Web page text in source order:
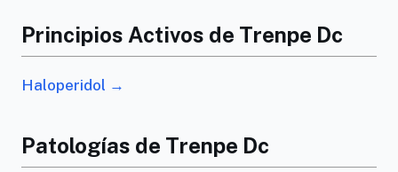
Principios Activos de Trenpe Dc
Haloperidol →
Patologías de Trenpe Dc